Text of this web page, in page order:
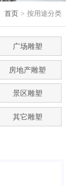
首页 > 按用途分类
广场雕塑
房地产雕塑
景区雕塑
其它雕塑